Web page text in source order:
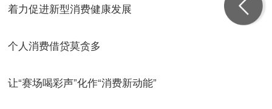
着力促进新型消费健康发展
个人消费借贷莫贪多
让“赛场喝彩声”化作“消费新动能”